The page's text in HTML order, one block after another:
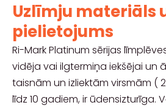
Uzlīmju materiāls
pielietojums
Ri-Mark Platinum sērijas
vidēja vai ilgtermiņa iekšējai un
taisnām un izliektām virsmām (
līdz 10 gadiem, ir ūdensizturīga.